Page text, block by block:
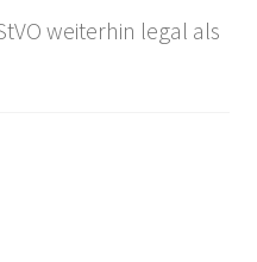
weiterhin legal als